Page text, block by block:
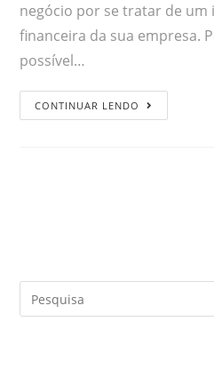
negócio por se tratar de um
financeira da sua empresa.
possível…
CONTINUAR LENDO